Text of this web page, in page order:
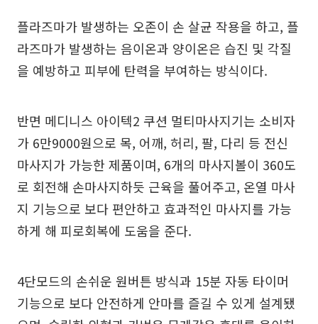
플라즈마가 발생하는 오존이 손 살균 작용을 하고, 플
라즈마가 발생하는 음이온과 양이온은 습진 및 각질
을 예방하고 피부에 탄력을 부여하는 방식이다.
반면 메디니스 아이텍2 쿠션 멀티마사지기는 소비자
가 6만9000원으로 목, 어깨, 허리, 팔, 다리 등 전신
마사지가 가능한 제품이며, 6개의 마사지볼이 360도
로 회전해 손마사지하듯 근육을 풀어주고, 온열 마사
지 기능으로 보다 편안하고 효과적인 마사지를 가능
하게 해 피로회복에 도움을 준다.
4단모드의 손쉬운 원버튼 방식과 15분 자동 타이머
기능으로 보다 안전하게 안마를 즐길 수 있게 설계됐